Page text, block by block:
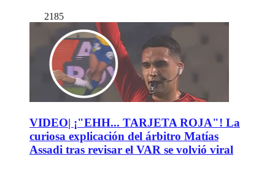
2185
VIDEO| ¡"EHH... TARJETA ROJA"! La
curiosa explicación del árbitro Matías
Assadi tras revisar el VAR se volvió viral